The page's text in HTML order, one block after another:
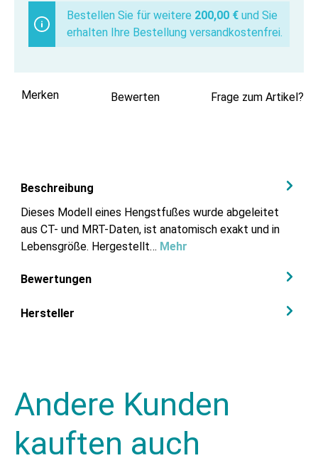
Bestellen Sie für weitere 200,00 € und Sie
erhalten Ihre Bestellung versandkostenfrei.
Merken Bewerten Frage zum Artikel?
Beschreibung
Dieses Modell eines Hengstfußes wurde abgeleitet
aus CT- und MRT-Daten, ist anatomisch exakt und in
Lebensgröße. Hergestellt… Mehr
Bewertungen
Hersteller
Andere Kunden
kauften auch